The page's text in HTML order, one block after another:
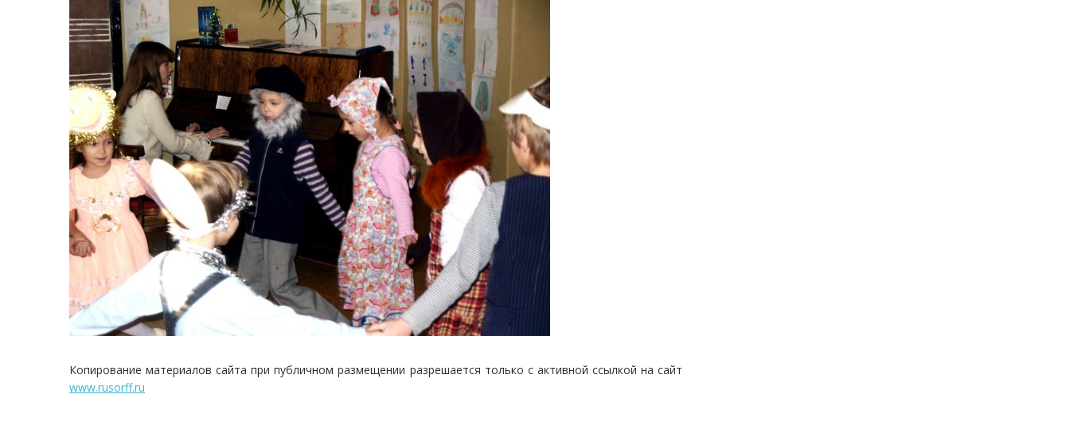
Копирование материалов сайта при публичном размещении разрешается только с активной ссылкой на сайт
www.rusorff.ru